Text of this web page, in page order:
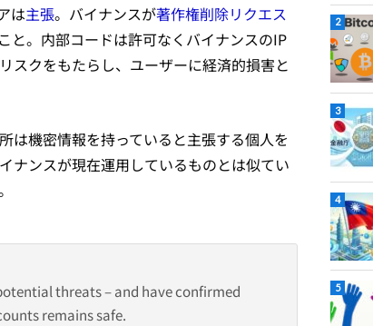
は主張。バイナンスが著作権削除リクエス
と。内部コードは許可なくバイナンスのIP
スクをもたらし、ユーザーに経済的損害と
は機密情報を持っていると主張する個人を
ナンスが現在運用しているものとは似てい
threats – and have confirmed
remains safe.